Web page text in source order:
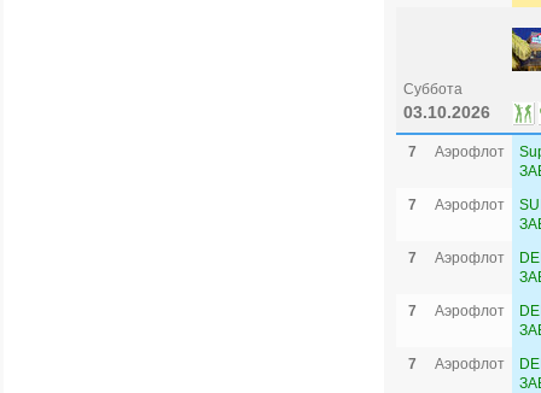
Суббота
03.10.2026
7 Аэрофлот
7
Аэрофлот
7
Аэрофлот
7
Аэрофлот
7
Аэрофлот